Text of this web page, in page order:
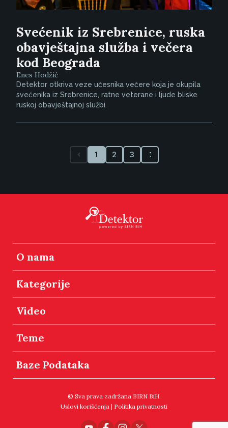
Svećenik iz Srebrenice, ruska
obavještajna služba i večera
kod Beograda
Enes Hodžić
Detektor otkriva veze učesnika večere koja je okupila
svećenika iz Srebrenice, ratne veterane i ljude bliske
ruskoj obavještajnoj službi.
1 2 3
O nama
Kategorije
Video
Teme
Baze Podataka
© Sva prava zadržana BIRN BiH.
Uslovi korišćenja | Politika privatnosti